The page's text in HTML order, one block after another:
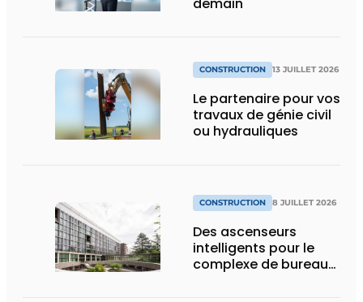
CONSTRUCTION 13 JUILLET 2026
Le partenaire pour vos
travaux de génie civil
ou hydrauliques
CONSTRUCTION 8 JUILLET 2026
Des ascenseurs
intelligents pour le
complexe de bureaux